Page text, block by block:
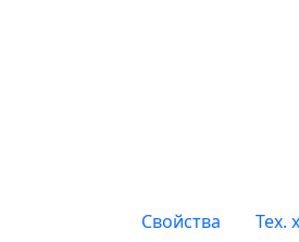
Свойства
Тех.